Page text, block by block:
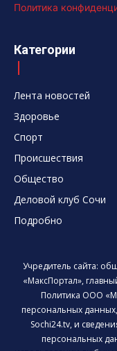
Политика
Категории
Лента новостей
Здоровье
Спорт
Происшествия
Общество
Деловой клуб Сочи
Подробно
Учредитель сайта:
«МаксПортал»,
Политика ООО
персональных
Sochi24.tv, и
персональных